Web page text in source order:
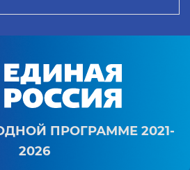
ПРОГРАММЕ 2021-
2026